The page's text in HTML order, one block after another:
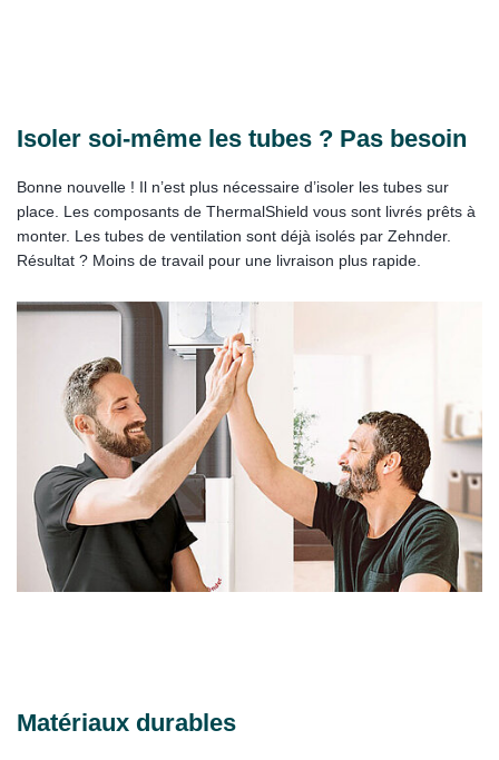
Isoler soi-même les tubes ? Pas besoin
Bonne nouvelle ! Il n’est plus nécessaire d’isoler les tubes sur
place. Les composants de ThermalShield vous sont livrés prêts à
monter. Les tubes de ventilation sont déjà isolés par Zehnder.
Résultat ? Moins de travail pour une livraison plus rapide.
Matériaux durables